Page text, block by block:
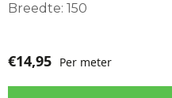
Breedte: 150
€14,95 Per meter